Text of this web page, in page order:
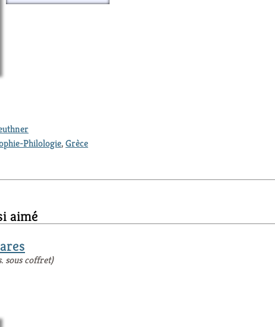
Philologie,Grèce
aimé
sous coffret)